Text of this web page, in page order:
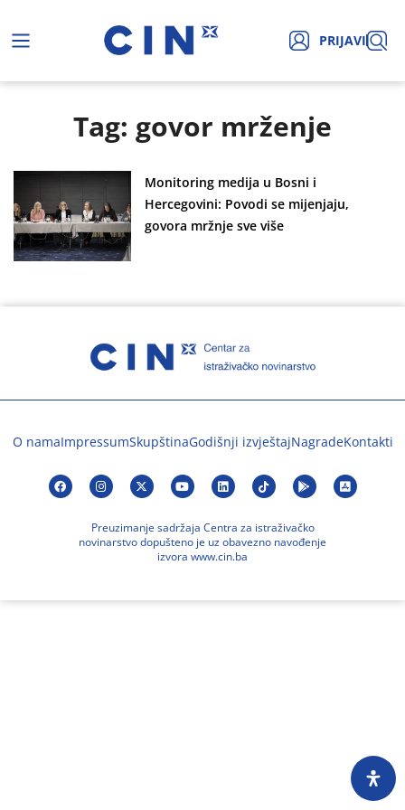
PRIJAVI
Tag: govor mrženje
Monitoring medija u Bosni i
Hercegovini: Povodi se mijenjaju,
govora mržnje sve više
O namaImpressumSkupštinaGodišnji izvještajNagradeKontakti
Preuzimanje sadržaja Centra za istraživačko
novinarstvo dopušteno je uz obavezno navođenje
izvora www.cin.ba